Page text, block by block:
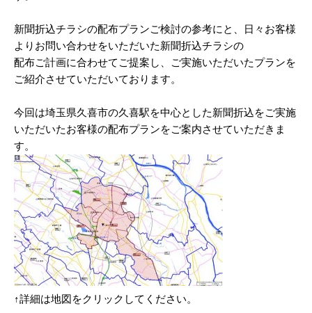
2025/08
2025/07
2025/06
2025/04
2025/03
2025/02
2025/01
2024/12
2024/11
2024/10
新聞折込チラシの配布プランご検討の参考にと、日々お客様
よりお問い合わせをいただいた新聞折込チラシの
配布ご計画に合わせてご提案し、ご実施いただいたプランを
ご紹介させていただいております。
今回は埼玉県久喜市の久喜駅を中心とした新聞折込をご実施
いただいたお客様の配布プランをご案内させていただきま
す。
↑詳細は地図をクリックしてください。